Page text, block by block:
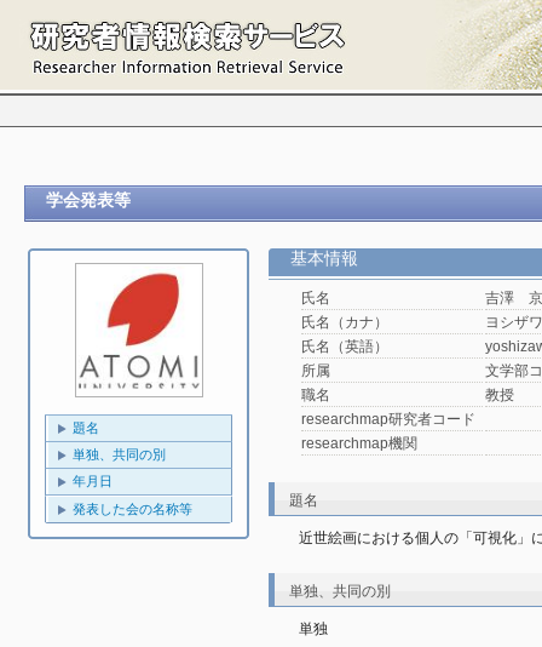
学会発表等
題名
単独、共同の別
年月日
発表した会の名称等
基本情報
氏名
吉澤
氏名（カナ）
ヨシザ
氏名（英語）
所属
文学部
職名
教授
researchmap研究者コード
researchmap機関
題名
近世絵画における個人の「可視化」
単独、共同の別
単独